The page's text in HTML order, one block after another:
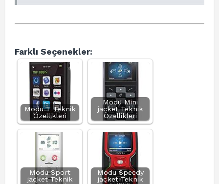
Farklı Seçenekler:
Modu T Teknik
Özellikleri
Modu Mini
jacket Teknik
Özellikleri
Modu Sport
jacket Teknik
Modu Speedy
jacket Teknik